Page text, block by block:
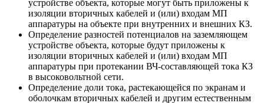
устройстве объекта, которые могут быть приложены к
изоляции вторичных кабелей и (или) входам МП
аппаратуры на объекте при внутренних и внешних КЗ.
Определение разностей потенциалов на заземляющем
устройстве объекта, которые будут приложены к
изоляции вторичных кабелей и (или) входам МП
аппаратуры при протекании ВЧ-составляющей тока КЗ
в высоковольтной сети.
Определение доли тока, растекающейся по экранам и
оболочкам вторичных кабелей и другим естественным